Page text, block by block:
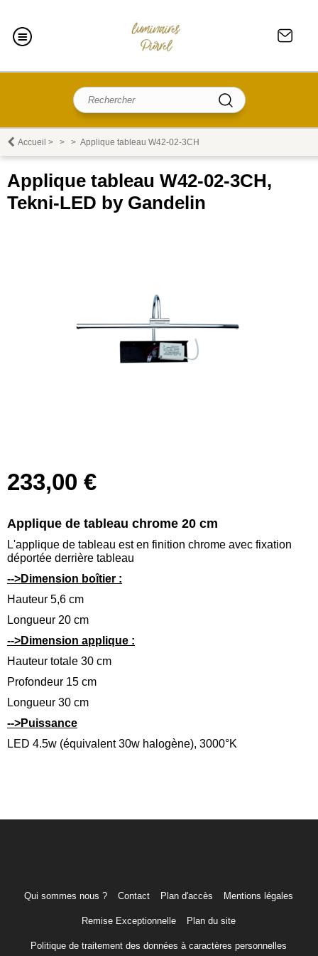
Accueil > > > Applique tableau W42-02-3CH
Applique tableau W42-02-3CH,
Tekni-LED by Gandelin
233,00 €
Applique de tableau chrome 20 cm
L'applique de tableau est en finition chrome avec fixation
déportée derrière tableau
-->Dimension boîtier :
Hauteur 5,6 cm
Longueur 20 cm
-->Dimension applique :
Hauteur totale 30 cm
Profondeur 15 cm
Longueur 30 cm
-->Puissance
LED 4.5w (équivalent 30w halogène), 3000°K
Qui sommes nous ? Contact Plan d'accès Mentions légales
Remise Exceptionnelle Plan du site
Politique de traitement des données à caractères personnelles